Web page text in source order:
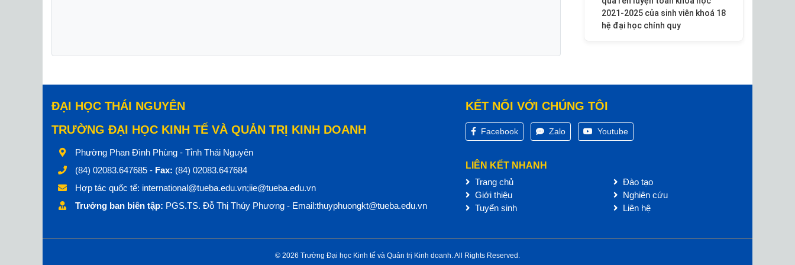
2021-2025 của sinh viên khoá 18
hệ đại học chính quy
ĐẠI HỌC THÁI NGUYÊN
TRƯỜNG ĐẠI HỌC KINH TẾ VÀ QUẢN TRỊ KINH DOANH
Phường Phan Đình Phùng - Tỉnh Thái Nguyên
(84) 02083.647685 - Fax: (84) 02083.647684
Hợp tác quốc tế: international@tueba.edu.vn;iie@tueba.edu.vn
Trưởng ban biên tập: PGS.TS. Đỗ Thị Thúy Phương - Email:thuyphuongkt@tueba.edu.vn
KẾT NỐI VỚI CHÚNG TÔI
Facebook Zalo Youtube
LIÊN KẾT NHANH
Trang chủ
Giới thiệu
Tuyển sinh
Đào tạo
Nghiên cứu
Liên hệ
© 2026 Trường Đại học Kinh tế và Quản trị Kinh doanh. All Rights Reserved.